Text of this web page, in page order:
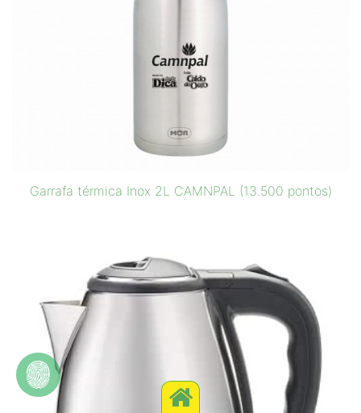
Garrafa térmica Inox 2L CAMNPAL (13.500 pontos)